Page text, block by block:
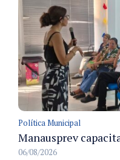
Política Municipal
06/08/2026